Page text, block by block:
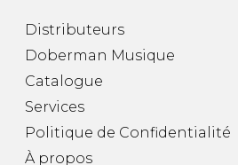
Distributeurs
Doberman Musique
Catalogue
Services
Politique de Confidentialité
À propos